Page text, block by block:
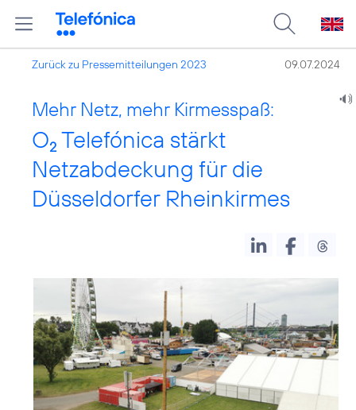
Zurück zu Pressemitteilungen 2023 09.07.2024
Mehr Netz, mehr Kirmesspaß:
O2 Telefónica stärkt
Netzabdeckung für die
Düsseldorfer Rheinkirmes